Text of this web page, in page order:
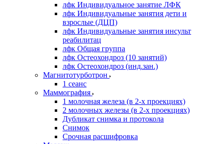
лфк Индивидуальное занятие ЛФК
лфк Индивидуальные занятия дети и
взрослые (ДЦП)
лфк Индивидуальные занятия инсульт
реабилитац
лфк Общая группа
лфк Остеохондроз (10 занятий)
лфк Остеохондроз (инд.зан.)
Магнитотурботрон
1 сеанс
Маммография
1 молочная железа (в 2-х проекциях)
2 молочных железы (в 2-х проекциях)
Дубликат снимка и протокола
Снимок
Срочная расшифровка